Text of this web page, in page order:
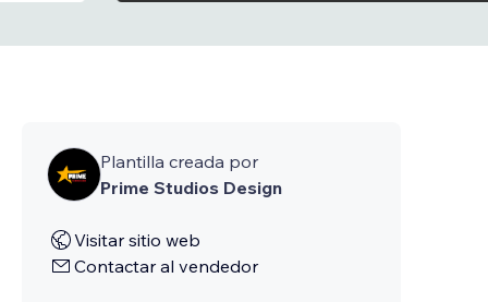
Plantilla creada por
Prime Studios Design
Visitar sitio web
Contactar al vendedor